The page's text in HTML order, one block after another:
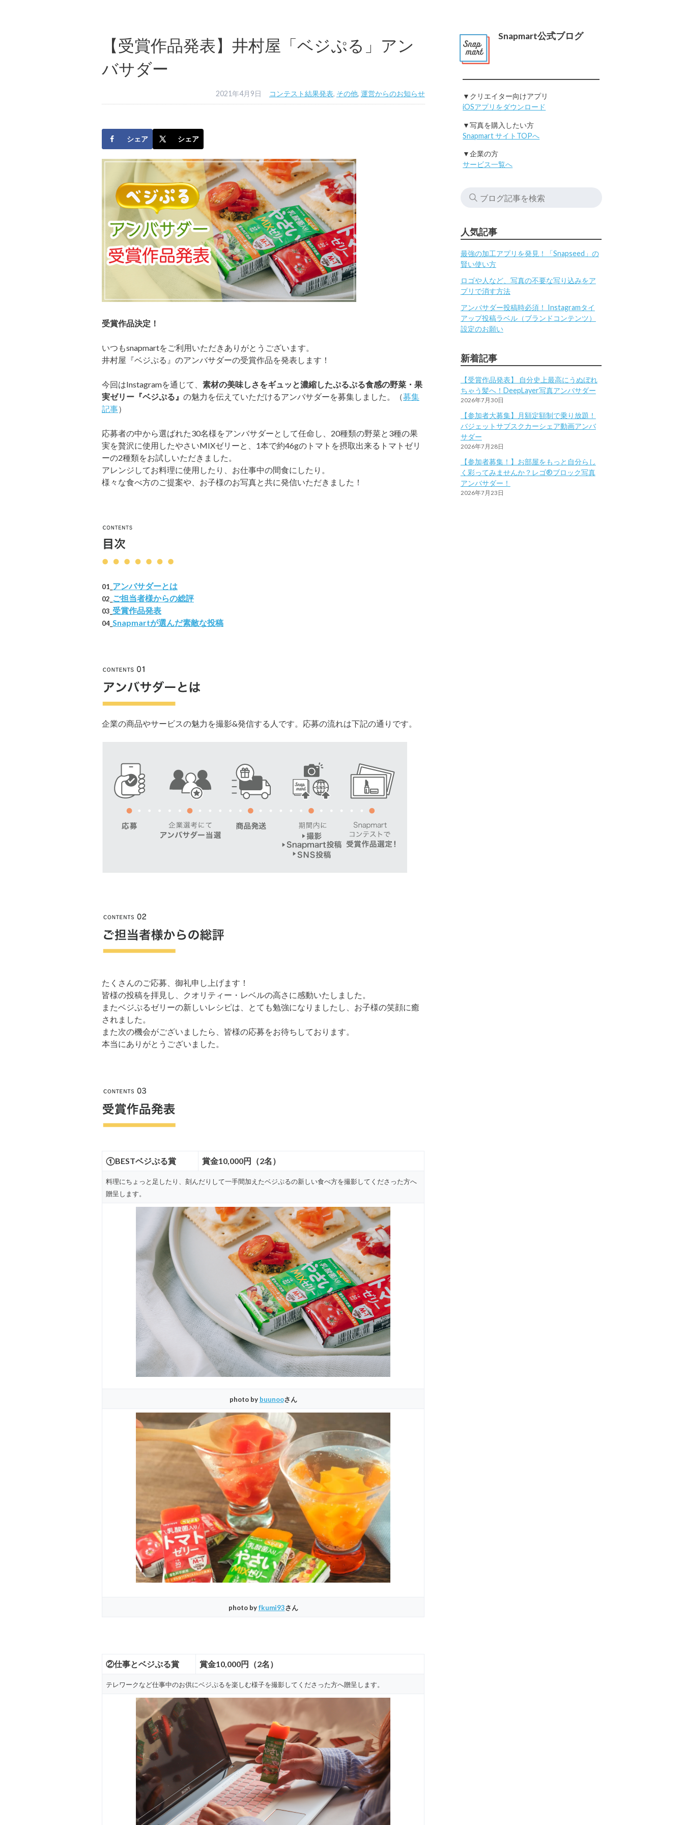
【受賞作品発表】井村屋「ベジぷる」アン
バサダー
2021年4月9日 コンテスト結果発表, その他, 運営からのお知らせ
シェア シェア
受賞作品決定！
いつもsnapmartをご利用いただきありがとうございます。
井村屋『ベジぷる』のアンバサダーの受賞作品を発表します！
今回はInstagramを通じて、 素材の美味しさをギュッと濃縮したぷるぷる食感の野菜・果
実ゼリー 『ベジぷる』 の魅力を伝えていただけるアンバサダーを募集しました。（募集
記事）
応募者の中から選ばれた30名様をアンバサダーとして任命し、20種類の野菜と3種の果
実を贅沢に使用したやさいMIXゼリーと、1本で約46gのトマトを摂取出来るトマトゼリ
ーの2種類をお試しいただきました。
アレンジしてお料理に使用したり、お仕事中の間食にしたり。
様々な食べ方のご提案や、お子様のお写真と共に発信いただきました！
01_ アンバサダーとは
02_ ご担当者様からの総評
03_ 受賞作品発表
04_ Snapmartが選んだ素敵な投稿
企業の商品やサービスの魅力を撮影&発信する人です。 応募の流れは下記の通りです。
たくさんのご応募、御礼申し上げます！
皆様の投稿を拝見し、クオリティー・レベルの高さに感動いたしました。
またベジぷるゼリーの新しいレシピは、とても勉強になりましたし、お子様の笑顔に癒
されました。
また次の機会がございましたら、皆様の応募をお待ちしております。
本当にありがとうございました。
①BESTベジぷる賞 賞金10,000円（2名）
料理にちょっと足したり、刻んだりして一手間加えたベジぷるの新しい食べ方を撮影してくださった方へ
贈呈します。
photo by buunooさん
photo byfkumi93さん
②仕事とベジぷる賞 賞金10,000円（2名）
テレワークなど仕事中のお供にベジぷるを楽しむ様子を撮影してくださった方へ贈呈します。
Snapmart公式ブログ
▼クリエイター向けアプリ
iOSアプリをダウンロード
▼写真を購入したい方
Snapmart サイトTOPへ
▼企業の方
サービス一覧へ
人気記事
最強の加工アプリを発見！「Snapseed」の
賢い使い方
ロゴや人など、写真の不要な写り込みをア
プリで消す方法
アンバサダー投稿時必須！ Instagramタイ
アップ投稿ラベル（ブランドコンテンツ）
設定のお願い
新着記事
【受賞作品発表】 自分史上最高にうぬぼれ
ちゃう髪へ！DeepLayer写真アンバサダー
2026年7月30日
【参加者大募集】月額定額制で乗り放題！
バジェットサブスクカーシェア動画アンバ
サダー
2026年7月28日
【参加者募集！】お部屋をもっと自分らし
く彩ってみませんか？レゴ®ブロック写真
アンバサダー！
2026年7月23日